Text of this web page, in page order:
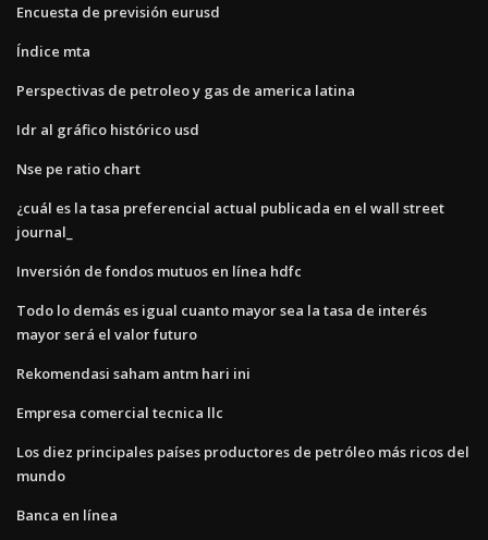
Encuesta de previsión eurusd
Índice mta
Perspectivas de petroleo y gas de america latina
Idr al gráfico histórico usd
Nse pe ratio chart
¿cuál es la tasa preferencial actual publicada en el wall street
journal_
Inversión de fondos mutuos en línea hdfc
Todo lo demás es igual cuanto mayor sea la tasa de interés
mayor será el valor futuro
Rekomendasi saham antm hari ini
Empresa comercial tecnica llc
Los diez principales países productores de petróleo más ricos del
mundo
Banca en línea